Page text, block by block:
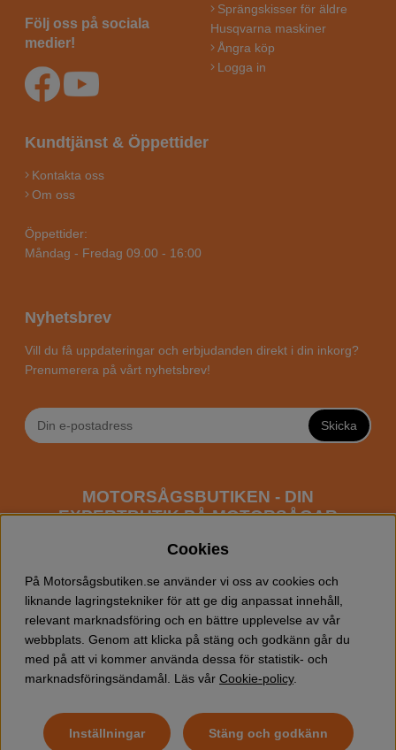
Följ oss på sociala
medier!
Sprängskisser för äldre
Husqvarna maskiner
Ångra köp
Logga in
Kundtjänst & Öppettider
Kontakta oss
Om oss
Öppettider:
Måndag - Fredag 09.00 - 16:00
Nyhetsbrev
Vill du få uppdateringar och erbjudanden direkt i din inkorg?
Prenumerera på vårt nyhetsbrev!
Skicka
MOTORSÅGSBUTIKEN - DIN
EXPERTBUTIK PÅ MOTORSÅGAR
fokus mot entusiaster och professionella användare av
motorsågar. Vi erbjuder ett brett sortiment av
Husqvarna motorsågarsamt alla tänkbaratillbehör
du kan behöva vid trädfällning, gallring och allmän
skogsskötsel. Välkommen att handla din Husqvarna
motorsåg och tillbehör online hos oss!
Cookies
På Motorsågsbutiken.se använder vi oss av cookies och
liknande lagringstekniker för att ge dig anpassat innehåll,
relevant marknadsföring och en bättre upplevelse av vår
webbplats. Genom att klicka på stäng och godkänn går du
med på att vi kommer använda dessa för statistik- och
marknadsföringsändamål. Läs vår Cookie-policy.
Inställningar Stäng och godkänn